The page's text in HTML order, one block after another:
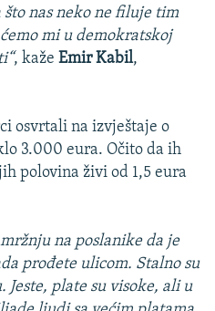
što nas neko ne filuje tim
mi u demokratskoj
, kaže Emir Kabil,
osvrtali na izvještaje o
3.000 eura. Očito da ih
polovina živi od 1,5 eura
na poslanike da je
prođete ulicom. Stalno su
plate su visoke, ali u